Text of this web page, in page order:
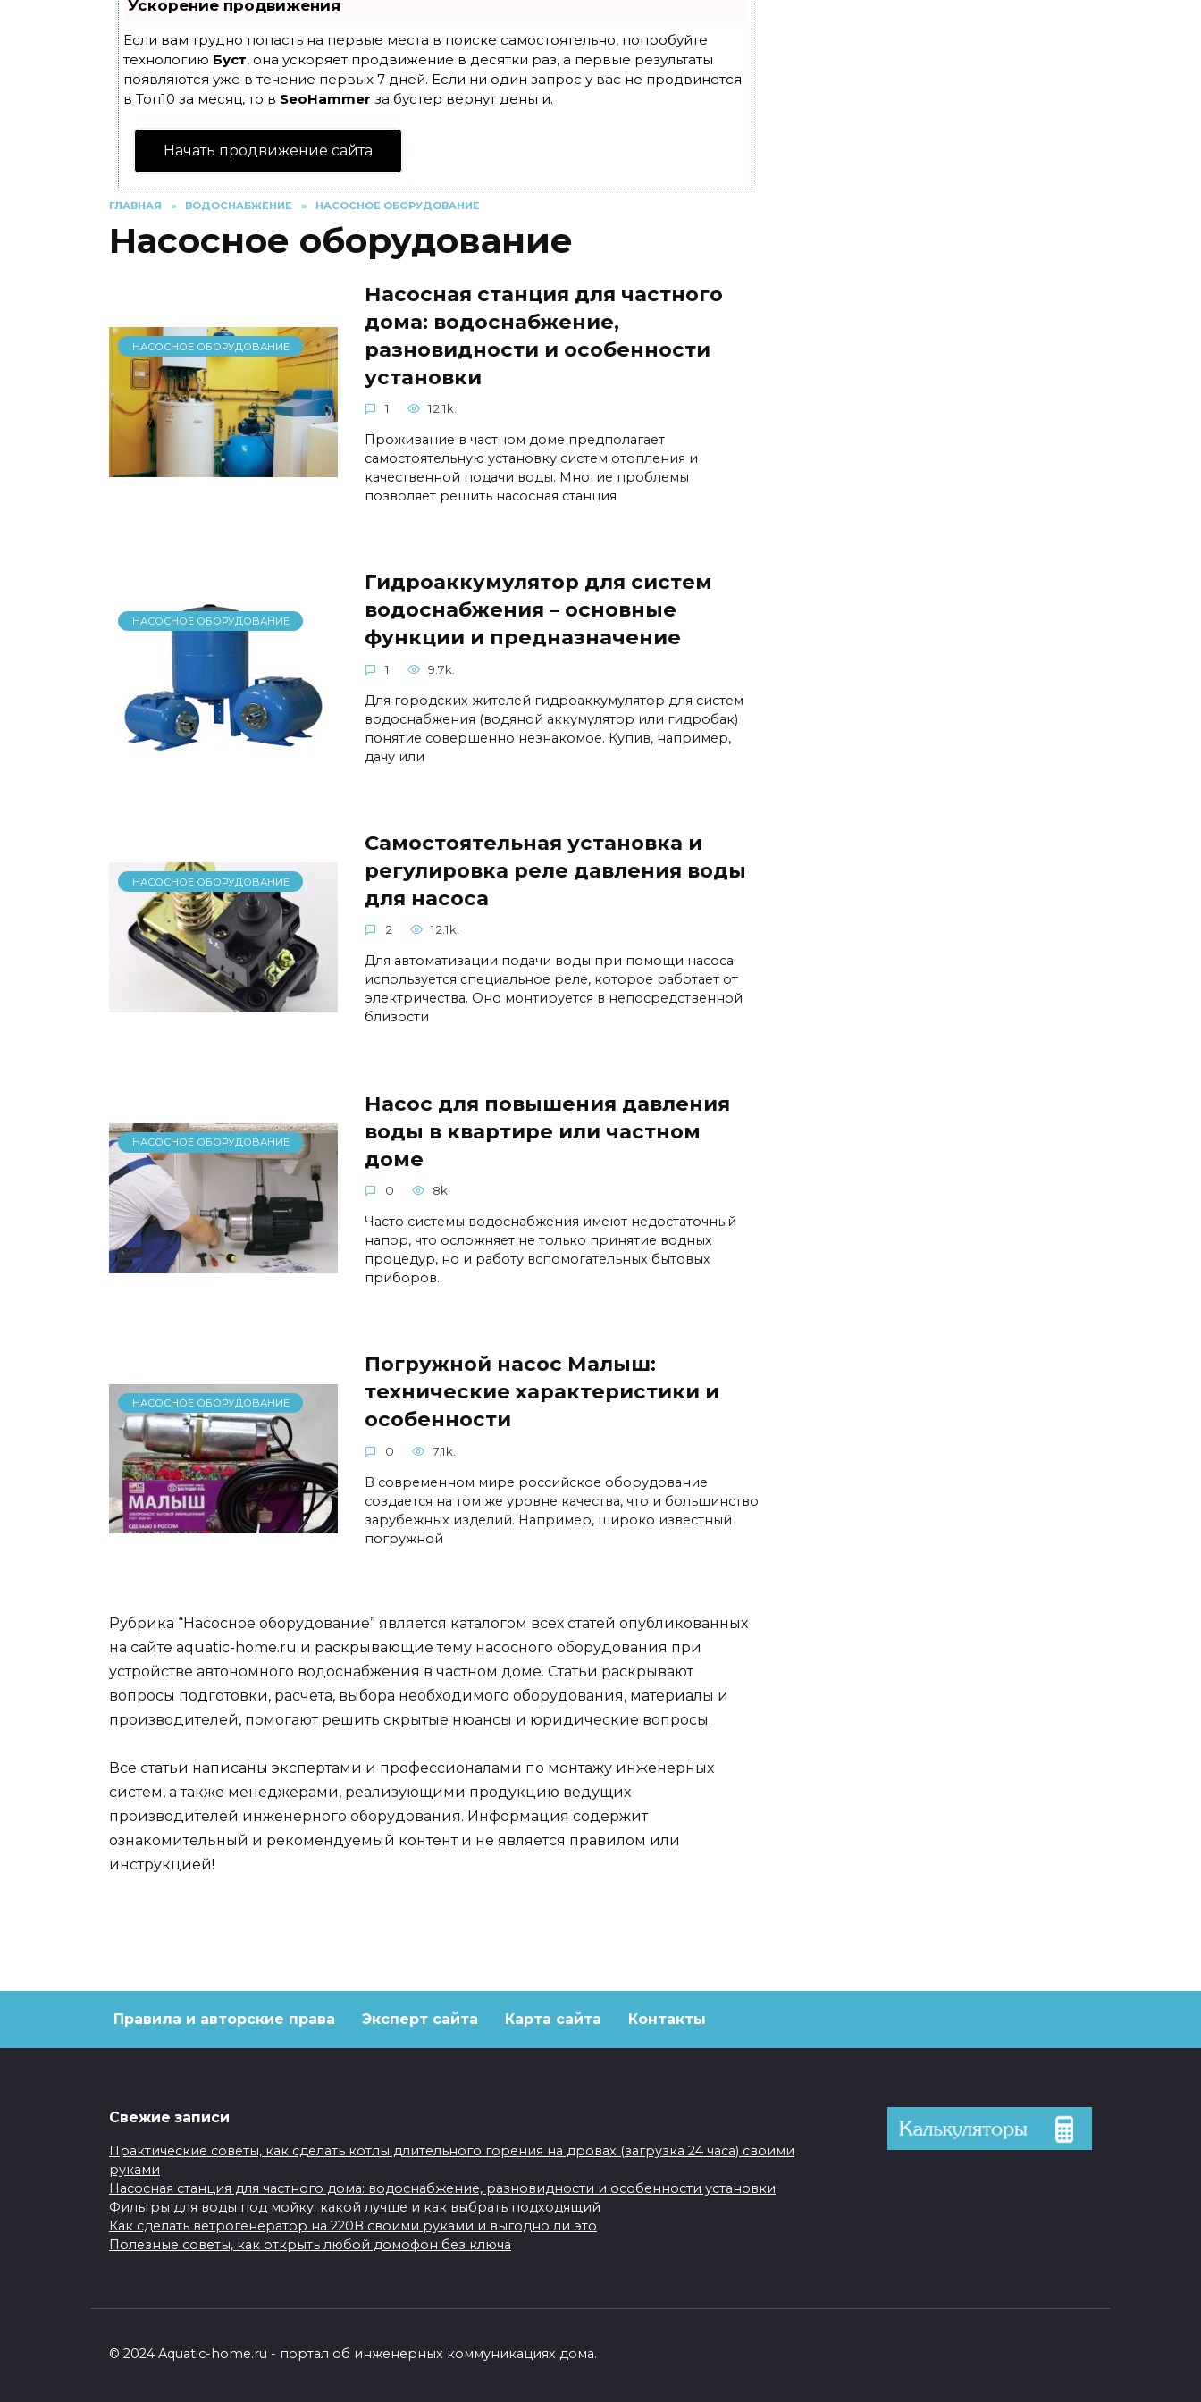
Ускорение продвижения
Если вам трудно попасть на первые места в поиске самостоятельно, попробуйте
технологию Буст, она ускоряет продвижение в десятки раз, а первые результаты
появляются уже в течение первых 7 дней. Если ни один запрос у вас не продвинется
в Топ10 за месяц, то в SeoHammer за бустер вернут деньги.
Начать продвижение сайта
ГЛАВНАЯ » ВОДОСНАБЖЕНИЕ » НАСОСНОЕ ОБОРУДОВАНИЕ
Насосное оборудование
НАСОСНОЕ ОБОРУДОВАНИЕ
Насосная станция для частного
дома: водоснабжение,
разновидности и особенности
установки
1 12.1k.
Проживание в частном доме предполагает
самостоятельную установку систем отопления и
качественной подачи воды. Многие проблемы
позволяет решить насосная станция
НАСОСНОЕ ОБОРУДОВАНИЕ
Гидроаккумулятор для систем
водоснабжения – основные
функции и предназначение
1 9.7k.
Для городских жителей гидроаккумулятор для систем
водоснабжения (водяной аккумулятор или гидробак)
понятие совершенно незнакомое. Купив, например,
дачу или
НАСОСНОЕ ОБОРУДОВАНИЕ
Самостоятельная установка и
регулировка реле давления воды
для насоса
2 12.1k.
Для автоматизации подачи воды при помощи насоса
используется специальное реле, которое работает от
электричества. Оно монтируется в непосредственной
близости
НАСОСНОЕ ОБОРУДОВАНИЕ
Насос для повышения давления
воды в квартире или частном
доме
0 8k.
Часто системы водоснабжения имеют недостаточный
напор, что осложняет не только принятие водных
процедур, но и работу вспомогательных бытовых
приборов.
НАСОСНОЕ ОБОРУДОВАНИЕ
Погружной насос Малыш:
технические характеристики и
особенности
0 7.1k.
В современном мире российское оборудование
создается на том же уровне качества, что и большинство
зарубежных изделий. Например, широко известный
погружной
Рубрика “Насосное оборудование” является каталогом всех статей опубликованных
на сайте aquatic-home.ru и раскрывающие тему насосного оборудования при
устройстве автономного водоснабжения в частном доме. Статьи раскрывают
вопросы подготовки, расчета, выбора необходимого оборудования, материалы и
производителей, помогают решить скрытые нюансы и юридические вопросы.
Все статьи написаны экспертами и профессионалами по монтажу инженерных
систем, а также менеджерами, реализующими продукцию ведущих
производителей инженерного оборудования. Информация содержит
ознакомительный и рекомендуемый контент и не является правилом или
инструкцией!
Правила и авторские права Эксперт сайта Карта сайта Контакты
Свежие записи
Практические советы, как сделать котлы длительного горения на дровах (загрузка 24 часа) своими
руками
Насосная станция для частного дома: водоснабжение, разновидности и особенности установки
Фильтры для воды под мойку: какой лучше и как выбрать подходящий
Как сделать ветрогенератор на 220В своими руками и выгодно ли это
Полезные советы, как открыть любой домофон без ключа
© 2024 Aquatic-home.ru - портал об инженерных коммуникациях дома.